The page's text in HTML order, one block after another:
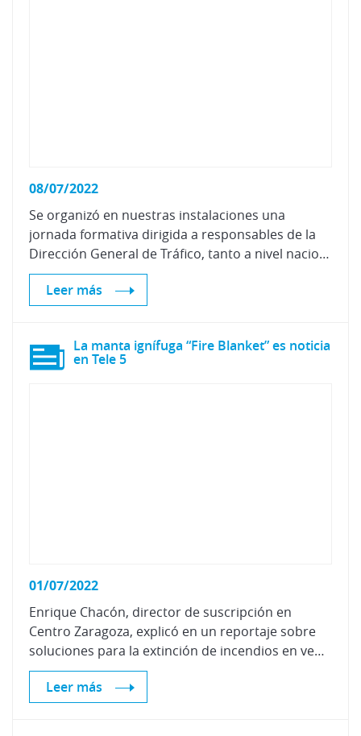
08/07/2022
Se organizó en nuestras instalaciones una
jornada formativa dirigida a responsables de la
Dirección General de Tráfico, tanto a nivel nacional como provincial.
Leer más
La manta ignífuga “Fire Blanket” es noticia
en Tele 5
01/07/2022
Enrique Chacón, director de suscripción en
Centro Zaragoza, explicó en un reportaje sobre
soluciones para la extinción de incendios en vehículos eléctricos las características de la innovadora manta ignífuga "Fire Blanket"
Leer más